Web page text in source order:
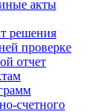
акты
решения
проверке
отчет
счетного